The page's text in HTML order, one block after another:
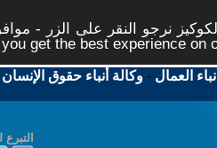
نرجو النقر على الزر -
get the best experience on
العمال -وكالة أنباء حقوق الإنسان